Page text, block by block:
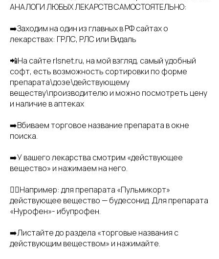
АНАЛОГИ ЛЮБЫХ ЛЕКАРСТВ САМОСТОЯТЕЛЬНО:
➡️Заходим на один из главных в РФ сайтах о
лекарствах: ГРЛС, РЛС или Видаль
📲На сайте rlsnet.ru, на мой взгляд, самый удобный
софт, есть возможность сортировки по форме
препарата\дозе\действующему
веществу\производителю и можно посмотреть цену
и наличие в аптеках
➡️Вбиваем торговое название препарата в окне
поиска.
➡️У вашего лекарства смотрим «действующее
вещество» и нажимаем на него.
👉🏻Например: для препарата «Пульмикорт»
действующее вещество — будесонид. Для препарата
«Нурофен»- ибупрофен.
➡️Листайте до раздела «торговые названия с
действующим веществом» и нажимайте.